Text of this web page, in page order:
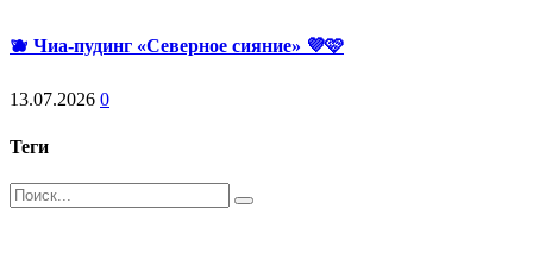
кабачка
🫐 Чиа-пудинг «Северное сияние» 💜🩷
13.07.2026 0
Теги
Поиск